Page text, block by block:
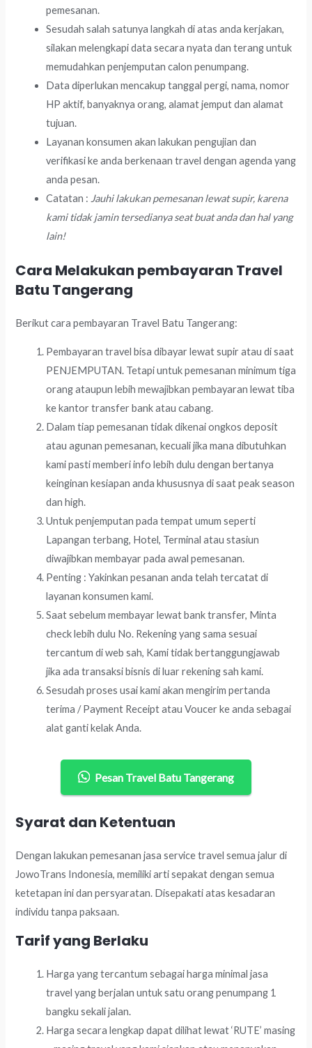
pemesanan.
Sesudah salah satunya langkah di atas anda kerjakan,
silakan melengkapi data secara nyata dan terang untuk
memudahkan penjemputan calon penumpang.
Data diperlukan mencakup tanggal pergi, nama, nomor
HP aktif, banyaknya orang, alamat jemput dan alamat
tujuan.
Layanan konsumen akan lakukan pengujian dan
verifikasi ke anda berkenaan travel dengan agenda yang
anda pesan.
Catatan : Jauhi lakukan pemesanan lewat supir, karena
kami tidak jamin tersedianya seat buat anda dan hal yang
lain!
Cara Melakukan pembayaran Travel
Batu Tangerang
Berikut cara pembayaran Travel Batu Tangerang:
Pembayaran travel bisa dibayar lewat supir atau di saat
PENJEMPUTAN. Tetapi untuk pemesanan minimum tiga
orang ataupun lebih mewajibkan pembayaran lewat tiba
ke kantor transfer bank atau cabang.
Dalam tiap pemesanan tidak dikenai ongkos deposit
atau agunan pemesanan, kecuali jika mana dibutuhkan
kami pasti memberi info lebih dulu dengan bertanya
keinginan kesiapan anda khususnya di saat peak season
dan high.
Untuk penjemputan pada tempat umum seperti
Lapangan terbang, Hotel, Terminal atau stasiun
diwajibkan membayar pada awal pemesanan.
Penting : Yakinkan pesanan anda telah tercatat di
layanan konsumen kami.
Saat sebelum membayar lewat bank transfer, Minta
check lebih dulu No. Rekening yang sama sesuai
tercantum di web sah, Kami tidak bertanggungjawab
jika ada transaksi bisnis di luar rekening sah kami.
Sesudah proses usai kami akan mengirim pertanda
terima / Payment Receipt atau Voucer ke anda sebagai
alat ganti kelak Anda.
Pesan Travel Batu Tangerang
Syarat dan Ketentuan
Dengan lakukan pemesanan jasa service travel semua jalur di
JowoTrans Indonesia, memiliki arti sepakat dengan semua
ketetapan ini dan persyaratan. Disepakati atas kesadaran
individu tanpa paksaan.
Tarif yang Berlaku
Harga yang tercantum sebagai harga minimal jasa
travel yang berjalan untuk satu orang penumpang 1
bangku sekali jalan.
Harga secara lengkap dapat dilihat lewat ‘RUTE’ masing